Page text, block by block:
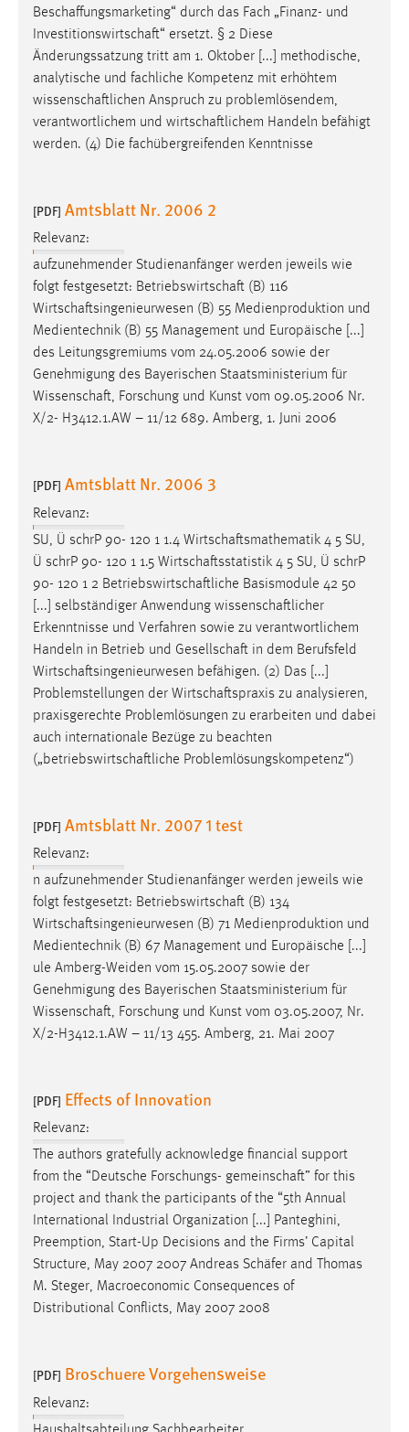
Beschaffungsmarketing“ durch das Fach „Finanz- und
Investitionswirtschaft“ ersetzt. § 2 Diese
Änderungssatzung tritt am 1. Oktober [...] methodische,
analytische und fachliche Kompetenz mit erhöhtem
wissenschaftlichen Anspruch zu problemlösendem,
verantwortlichem und wirtschaftlichem Handeln befähigt
werden. (4) Die fachübergreifenden Kenntnisse
[PDF] Amtsblatt Nr. 2006 2
Relevanz:
aufzunehmender Studienanfänger werden jeweils wie
folgt festgesetzt: Betriebswirtschaft (B) 116
Wirtschaftsingenieurwesen (B) 55 Medienproduktion und
Medientechnik (B) 55 Management und Europäische [...]
des Leitungsgremiums vom 24.05.2006 sowie der
Genehmigung des Bayerischen Staatsministerium für
Wissenschaft, Forschung und Kunst vom 09.05.2006 Nr.
X/2- H3412.1.AW – 11/12 689. Amberg, 1. Juni 2006
[PDF] Amtsblatt Nr. 2006 3
Relevanz:
SU, Ü schrP 90- 120 1 1.4 Wirtschaftsmathematik 4 5 SU,
Ü schrP 90- 120 1 1.5 Wirtschaftsstatistik 4 5 SU, Ü schrP
90- 120 1 2 Betriebswirtschaftliche Basismodule 42 50
[...] selbständiger Anwendung wissenschaftlicher
Erkenntnisse und Verfahren sowie zu verantwortlichem
Handeln in Betrieb und Gesellschaft in dem Berufsfeld
Wirtschaftsingenieurwesen befähigen. (2) Das [...]
Problemstellungen der Wirtschaftspraxis zu analysieren,
praxisgerechte Problemlösungen zu erarbeiten und dabei
auch internationale Bezüge zu beachten
(„betriebswirtschaftliche Problemlösungskompetenz“)
[PDF] Amtsblatt Nr. 2007 1 test
Relevanz:
n aufzunehmender Studienanfänger werden jeweils wie
folgt festgesetzt: Betriebswirtschaft (B) 134
Wirtschaftsingenieurwesen (B) 71 Medienproduktion und
Medientechnik (B) 67 Management und Europäische [...]
ule Amberg-Weiden vom 15.05.2007 sowie der
Genehmigung des Bayerischen Staatsministerium für
Wissenschaft, Forschung und Kunst vom 03.05.2007, Nr.
X/2-H3412.1.AW – 11/13 455. Amberg, 21. Mai 2007
[PDF] Effects of Innovation
Relevanz:
The authors gratefully acknowledge financial support
from the “Deutsche Forschungs- gemeinschaft” for this
project and thank the participants of the “5th Annual
International Industrial Organization [...] Panteghini,
Preemption, Start-Up Decisions and the Firms’ Capital
Structure, May 2007 2007 Andreas Schäfer and Thomas
M. Steger, Macroeconomic Consequences of
Distributional Conflicts, May 2007 2008
[PDF] Broschuere Vorgehensweise
Relevanz: